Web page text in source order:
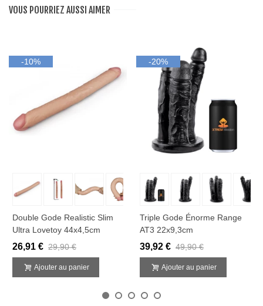
VOUS POURRIEZ AUSSI AIMER
-10%
Double Gode Realistic Slim
Ultra Lovetoy 44x4,5cm
26,91 € 29,90 €
Ajouter au panier
-20%
Triple Gode Énorme Range
AT3 22x9,3cm
39,92 € 49,90 €
Ajouter au panier